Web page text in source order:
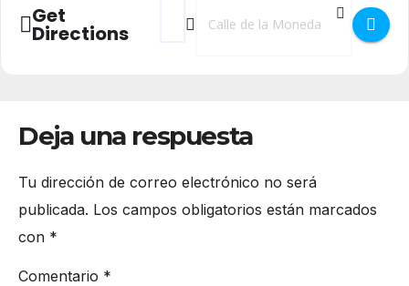
Get
Directions
Address - CASA Film Arts Festival 2022 []
Destination Address - CASA Film
Deja una respuesta
Tu dirección de correo electrónico no será
publicada. Los campos obligatorios están marcados
con *
Comentario *